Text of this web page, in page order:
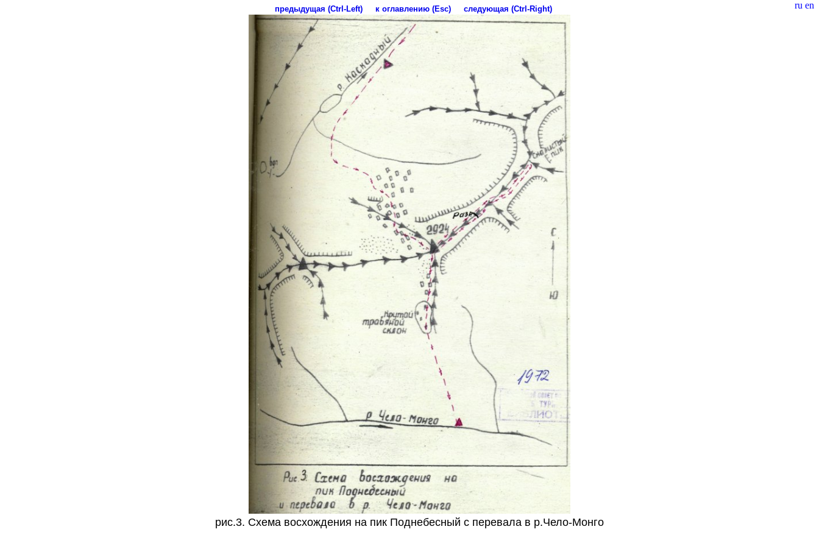
ru en
предыдущая (Ctrl-Left) к оглавлению (Esc) следующая (Ctrl-Right)
рис.3. Схема восхождения на пик Поднебесный с перевала в р.Чело-Монго